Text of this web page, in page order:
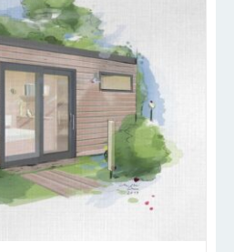
/ DETAILS